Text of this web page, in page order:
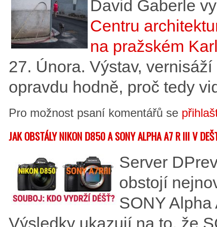
David Gaberle
Centru
na pražském
27. Února. Výstav,
opravdu hodně, proč tedy
Pro možnost psaní komentářů se
JAK OBSTÁLY NIKON D850 A SONY ALPHA A7 R III V
Server
obstojí
SONY
Výsledky ukazují na to, že